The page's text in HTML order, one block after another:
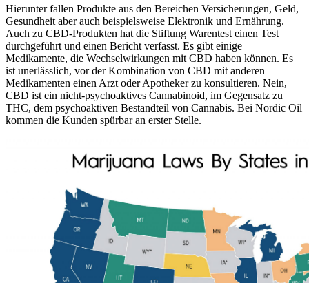
Hierunter fallen Produkte aus den Bereichen Versicherungen, Geld,
Gesundheit aber auch beispielsweise Elektronik und Ernährung.
Auch zu CBD-Produkten hat die Stiftung Warentest einen Test
durchgeführt und einen Bericht verfasst. Es gibt einige
Medikamente, die Wechselwirkungen mit CBD haben können. Es
ist unerlässlich, vor der Kombination von CBD mit anderen
Medikamenten einen Arzt oder Apotheker zu konsultieren. Nein,
CBD ist ein nicht-psychoaktives Cannabinoid, im Gegensatz zu
THC, dem psychoaktiven Bestandteil von Cannabis. Bei Nordic Oil
kommen die Kunden spürbar an erster Stelle.